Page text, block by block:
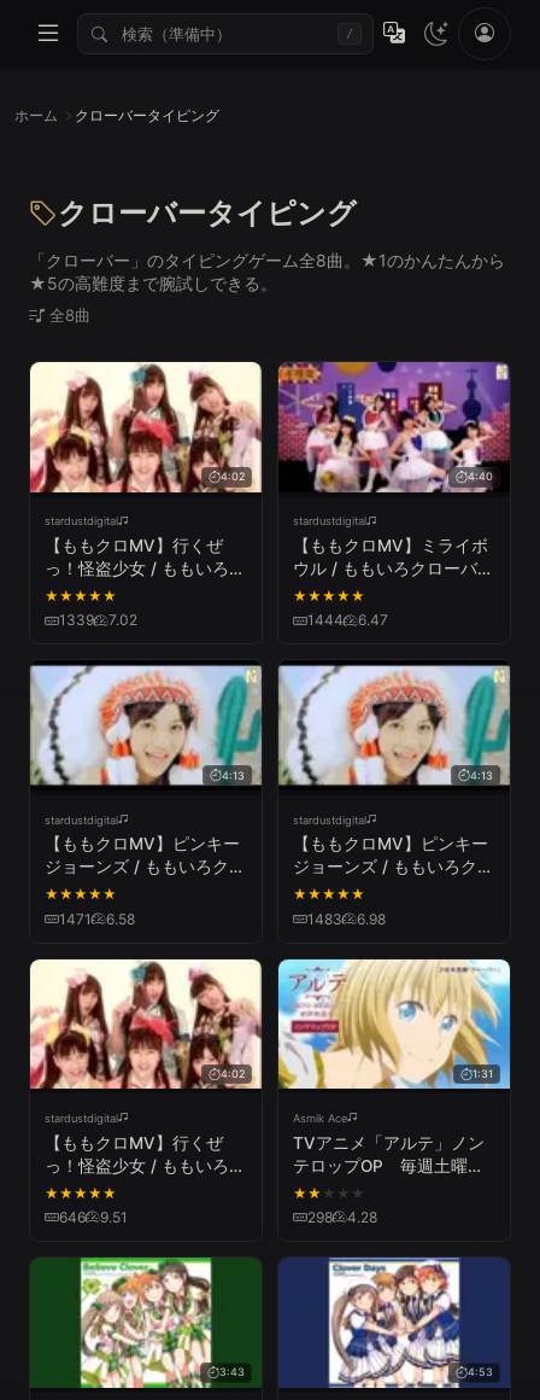
/
ホーム クローバータイピング
クローバータイピング
「クローバー」のタイピングゲーム全8曲。★1のかんたんから
★5の高難度まで腕試しできる。
全8曲
4:02
stardustdigital
【ももクロMV】行くぜ
っ！怪盗少女 / ももいろク
ローバーZ（MOMOIRO
CLOVER／IKUZE!
★★★★★
1339 7.02
4:40
stardustdigital
【ももクロMV】ミライボ
ウル / ももいろクローバー
Z（MOMOIRO CLOVER／
MIRAI BOWL）
★★★★★
1444 6.47
4:13
stardustdigital
【ももクロMV】ピンキー
ジョーンズ / ももいろクロ
ーバーZ（MOMOIRO
CLOVER／PINKY
★★★★★
1471 6.58
4:13
stardustdigital
【ももクロMV】ピンキー
ジョーンズ / ももいろクロ
ーバーZ（MOMOIRO
CLOVER／PINKY
★★★★★
1483 6.98
4:02
stardustdigital
【ももクロMV】行くぜ
っ！怪盗少女 / ももいろク
ローバーZ（MOMOIRO
CLOVER／IKUZE!
★★★★★
646 9.51
1:31
Asmik Ace
TVアニメ「アルテ」ノン
テロップOP 毎週土曜
22:00からTOKYO MXほか
にて好評放送中！
★★ ★ ★ ★
298 4.28
3:43 4:53